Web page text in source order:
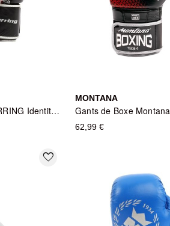
Gants de Boxe Montana SPARRING Identity - Noir
MONTANA
62,99 €
favorite_border